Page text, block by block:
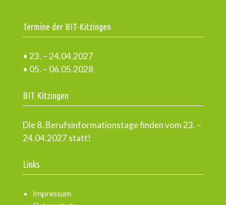
Termine der BIT-Kitzingen
• 23. – 24.04.2027
• 05. – 06.05.2028
BIT Kitzingen
Die 8. Berufsinformationstage finden vom 23. –
24.04.2027 statt!
Links
Impressum